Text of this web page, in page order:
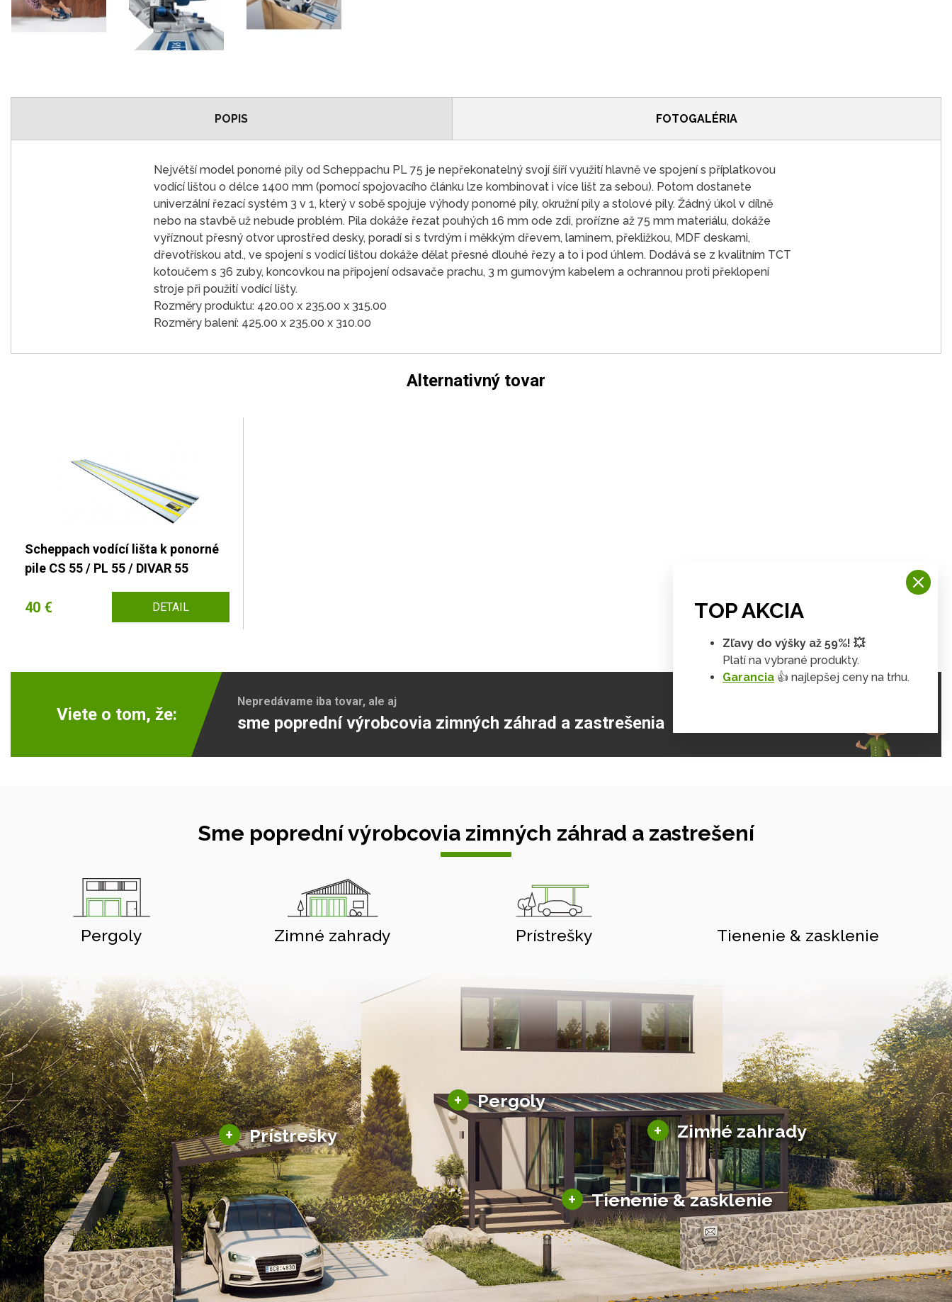
POPIS FOTOGALÉRIA
Největší model ponorné pily od Scheppachu PL 75 je nepřekonatelný svojí šíří využití hlavně ve spojení s příplatkovou
vodící lištou o délce 1400 mm (pomocí spojovacího článku lze kombinovat i více lišt za sebou). Potom dostanete
univerzální řezací systém 3 v 1, který v sobě spojuje výhody ponorné pily, okružní pily a stolové pily. Žádný úkol v dílně
nebo na stavbě už nebude problém. Pila dokáže řezat pouhých 16 mm ode zdi, prořízne až 75 mm materiálu, dokáže
vyříznout přesný otvor uprostřed desky, poradí si s tvrdým i měkkým dřevem, laminem, překližkou, MDF deskami,
dřevotřískou atd., ve spojení s vodící lištou dokáže dělat přesné dlouhé řezy a to i pod úhlem. Dodává se z kvalitním TCT
kotoučem s 36 zuby, koncovkou na připojení odsavače prachu, 3 m gumovým kabelem a ochrannou proti překlopení
stroje při použití vodící lišty.
Rozměry produktu: 420.00 x 235.00 x 315.00
Rozměry balení: 425.00 x 235.00 x 310.00
Alternativný tovar
Scheppach vodící lišta k ponorné
pile CS 55 / PL 55 / DIVAR 55
40 € DETAIL
Viete o tom, že:
Nepredávame iba tovar, ale aj
sme poprední výrobcovia zimných záhrad a zastrešenia
Sme poprední výrobcovia zimných záhrad a zastrešení
Pergoly Zimné zahrady Prístrešky Tienenie & zasklenie
+ Pergoly
Hliníkové pergoly
Bioklimatické pergoly
Altány a zastrešenie
Solárne pergoly
+ Zimné zahrady
Sezónne zimné záhrady
Hliníkové zimné záhrady
Posuvné zimné záhrady
Solárne zimné záhrady
+ Prístrešky
Hliníkové prístrešky
Solárne prístrešky pre auto
+ Tienenie & zasklenie
Tienenie
Zasklenie
TOP AKCIA
Zľavy do výšky až 59%! 💥
Platí na vybrané produkty.
Garancia 👍 najlepšej ceny na trhu.